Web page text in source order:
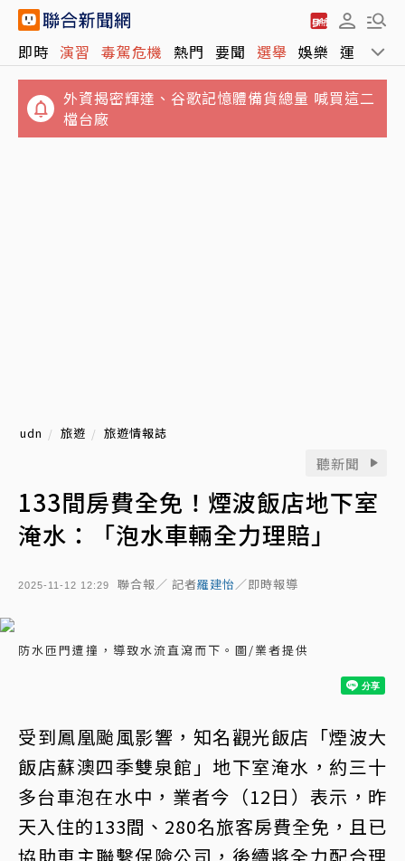
即時 演習 毒駕危機 熱門 要聞 選舉 娛樂 運動 全
外資揭密輝達、谷歌記憶體備貨總量 喊買這二
檔台廠
udn 旅遊 旅遊情報誌
聽新聞
133間房費全免！煙波飯店地下室
淹水：「泡水車輛全力理賠」
2025-11-12 12:29 聯合報／ 記者羅建怡／即時報導
防水匝門遭撞，導致水流直瀉而下。圖/業者提供
受到鳳凰颱風影響，知名觀光飯店「煙波大
飯店蘇澳四季雙泉館」地下室淹水，約三十
多台車泡在水中，業者今（12日）表示，昨
天入住的133間、280名旅客房費全免，且已